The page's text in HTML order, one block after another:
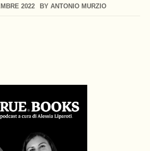
2022 BY ANTONIO MURZIO